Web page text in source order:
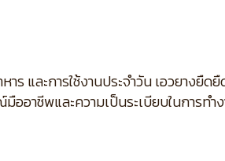
ร และการใช้งานประจำวัน เอวยางยืด
อาชีพและความเป็นระเบียบในการทำ